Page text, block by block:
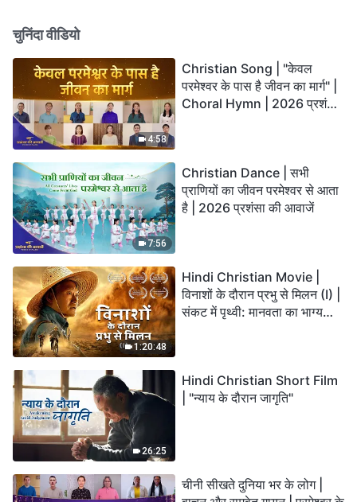
चुनिंदा वीडियो
4:58
Christian Song | "केवल
परमेश्वर के पास है जीवन का मार्ग" |
Choral Hymn | 2026 प्रशंसा
7:56
Christian Dance | सभी
प्राणियों का जीवन परमेश्वर से आता
है | 2026 प्रशंसा की आवाजें
1:20:48
Hindi Christian Movie |
विनाशों के दौरान प्रभु से मिलन (I) |
संकट में पृथ्वी: मानवता का भाग्य
26:25
Hindi Christian Short Film
| "न्याय के दौरान जागृति"
चीनी सीखते दुनिया भर के लोग |